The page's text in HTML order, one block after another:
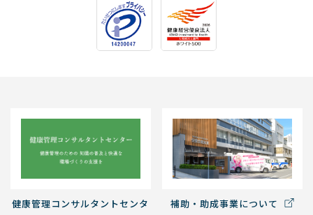
健康管理コンサルタントセンタ
補助・助成事業について